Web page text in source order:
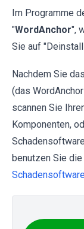
Im Programme
"WordAnchor",
Sie auf
Nachdem Sie
(das
scannen Sie
Komponenten,
benutzen Sie die